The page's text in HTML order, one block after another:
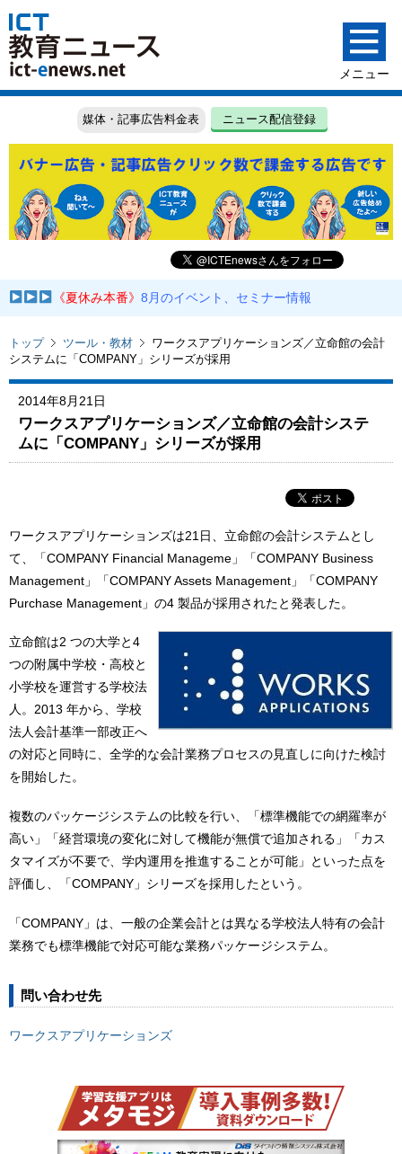
媒体・記事広告料金表 ニュース配信登録
《夏休み本番》8月のイベント、セミナー情報
トップ ツール・教材
ワークスアプリケーションズ／立命館の会計
システムに「COMPANY」シリーズが採用
2014年8月21日
ワークスアプリケーションズ／立命館の会計システ
ムに「COMPANY」シリーズが採用
ワークスアプリケーションズは21日、立命館の会計システムとし
て、「COMPANY Financial Manageme」「COMPANY Business
Management」「COMPANY Assets Management」「COMPANY
Purchase Management」の4 製品が採用されたと発表した。
立命館は2 つの大学と4
つの附属中学校・高校と
小学校を運営する学校法
人。2013 年から、学校
法人会計基準一部改正へ
の対応と同時に、全学的な会計業務プロセスの見直しに向けた検討
を開始した。
複数のパッケージシステムの比較を行い、「標準機能での網羅率が
高い」「経営環境の変化に対して機能が無償で追加される」「カス
タマイズが不要で、学内運用を推進することが可能」といった点を
評価し、「COMPANY」シリーズを採用したという。
「COMPANY」は、一般の企業会計とは異なる学校法人特有の会計
業務でも標準機能で対応可能な業務パッケージシステム。
問い合わせ先
ワークスアプリケーションズ